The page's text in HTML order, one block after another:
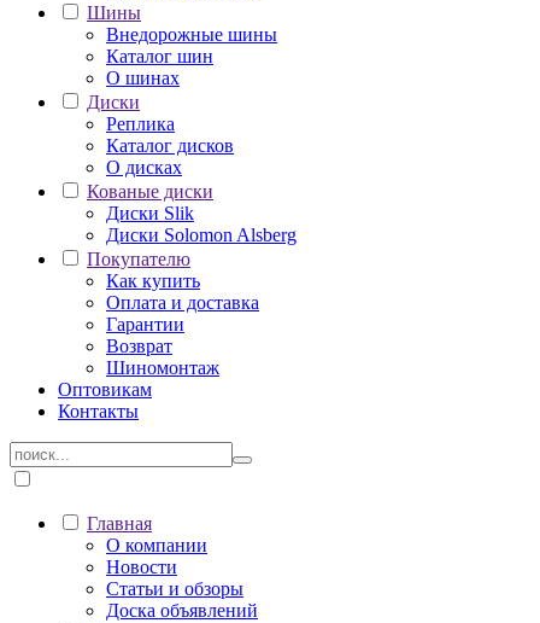
Шины
Внедорожные шины
Каталог шин
О шинах
Диски
Реплика
Каталог дисков
О дисках
Кованые диски
Диски Slik
Диски Solomon Alsberg
Покупателю
Как купить
Оплата и доставка
Гарантии
Возврат
Шиномонтаж
Оптовикам
Контакты
Главная
О компании
Новости
Статьи и обзоры
Доска объявлений